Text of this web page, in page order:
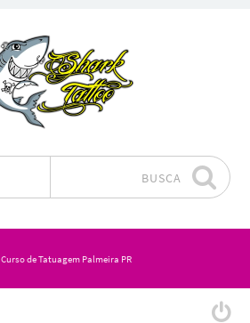
BUSCA
Curso de Tatuagem Palmeira PR